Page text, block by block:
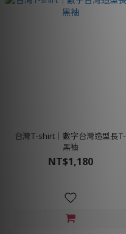
台灣T-shirt│數字台灣造型長T-
黑袖
NT$1,180